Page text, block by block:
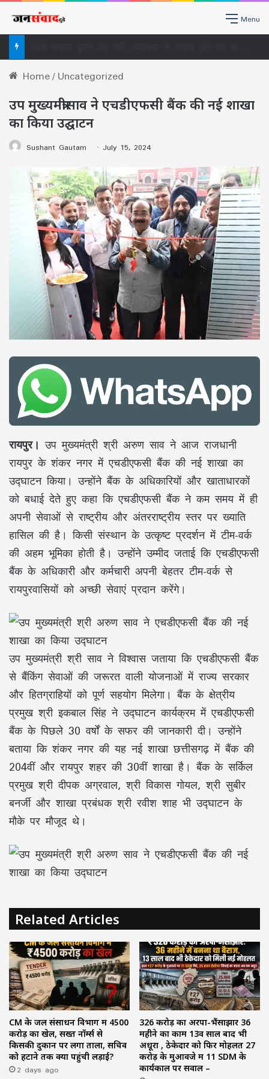
Menu
Home/Uncategorized
उप मुख्यमंत्रीसाव ने एचडीएफसी बैंक की नई शाखा
का किया उद्घाटन
Sushant Gautam July 15, 2024
रायपुर। उप मुख्यमंत्री श्री अरुण साव ने आज राजधानी
रायपुर के शंकर नगर में एचडीएफसी बैंक की नई शाखा का
उद्घाटन किया। उन्होंने बैंक के अधिकारियों और खाताधारकों
को बधाई देते हुए कहा कि एचडीएफसी बैंक ने कम समय में ही
अपनी सेवाओं से राष्ट्रीय और अंतरराष्ट्रीय स्तर पर ख्याति
हासिल की है। किसी संस्थान के उत्कृष्ट प्रदर्शन में टीम-वर्क
की अहम भूमिका होती है। उन्होंने उम्मीद जताई कि एचडीएफसी
बैंक के अधिकारी और कर्मचारी अपनी बेहतर टीम-वर्क से
रायपुरवासियों को अच्छी सेवाएं प्रदान करेंगे।
उप मुख्यमंत्री श्री साव ने विश्वास जताया कि एचडीएफसी बैंक
से बैंकिंग सेवाओं की जरूरत वाली योजनाओं में राज्य सरकार
और हितग्राहियों को पूर्ण सहयोग मिलेगा। बैंक के क्षेत्रीय
प्रमुख श्री इकबाल सिंह ने उद्घाटन कार्यक्रम में एचडीएफसी
बैंक के पिछले 30 वर्षों के सफर की जानकारी दी। उन्होंने
बताया कि शंकर नगर की यह नई शाखा छत्तीसगढ़ में बैंक की
204वीं और रायपुर शहर की 30वीं शाखा है। बैंक के सर्किल
प्रमुख श्री दीपक अग्रवाल, श्री विकास गोयल, श्री सुबीर
बनर्जी और शाखा प्रबंधक श्री रवीश शाह भी उद्घाटन के
मौके पर मौजूद थे।
Related Articles
CM के जल संसाधन विभाग में ₹4500
करोड़ का खेल, सख्त नॉर्म्स से
किसकी दुकान पर लगा ताला, सचिव
को हटाने तक क्यों पहुंची लड़ाई?
2 days ago
₹326 करोड़ का अरपा-भैंसाझार 36
महीने का काम 13वें साल बाद भी
अधूरा , ठेकेदार को फिर मोहलत ₹27
करोड़ के मुआवजे में 11 SDM के
कार्यकाल पर सवाल –